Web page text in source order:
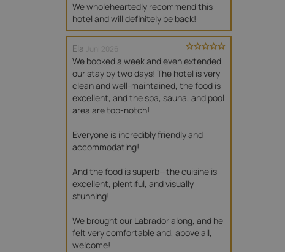
We wholeheartedly recommend this
hotel and will definitely be back!
Ela Juni 2026
We booked a week and even extended
our stay by two days! The hotel is very
clean and well-maintained, the food is
excellent, and the spa, sauna, and pool
area are top-notch!
Everyone is incredibly friendly and
accommodating!
And the food is superb—the cuisine is
excellent, plentiful, and visually
stunning!
We brought our Labrador along, and he
felt very comfortable and, above all,
welcome!